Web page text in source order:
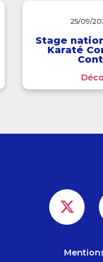
25/09/
Stage
Karaté